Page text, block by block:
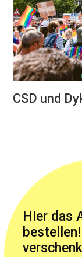
CSD und
Hier das